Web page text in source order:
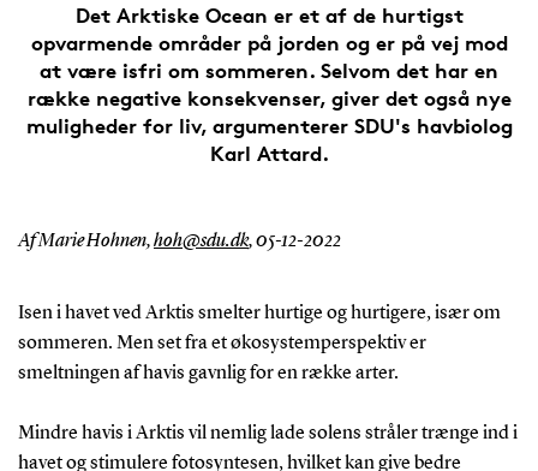
Det Arktiske Ocean er et af de hurtigst
opvarmende områder på jorden og er på vej mod
at være isfri om sommeren. Selvom det har en
række negative konsekvenser, giver det også nye
muligheder for liv, argumenterer SDU's havbiolog
Karl Attard.
Af Marie Hohnen,hoh@sdu.dk,05-12-2022
Isen i havet ved Arktis smelter hurtige og hurtigere, især om
sommeren. Men set fra et økosystemperspektiv er
smeltningen af havis gavnlig for en række arter.
Mindre havis i Arktis vil nemlig lade solens stråler trænge ind i
havet og stimulere fotosyntesen, hvilket kan give bedre